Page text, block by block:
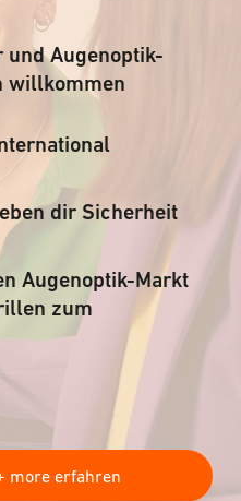
und Augenoptik-
willkommen
dir Sicherheit
Augenoptik-Markt
zum
more erfahren